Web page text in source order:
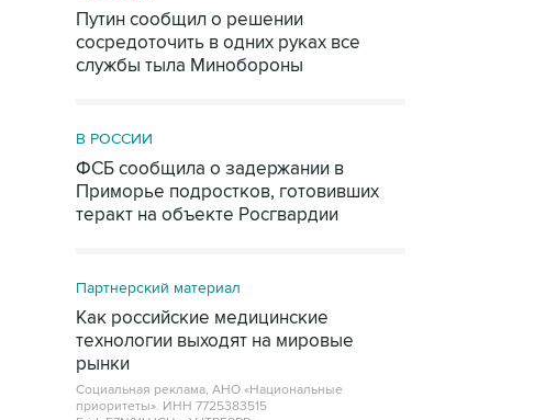
Путин сообщил о решении
сосредоточить в одних руках все
службы тыла Минобороны
В РОССИИ
ФСБ сообщила о задержании в
Приморье подростков, готовивших
теракт на объекте Росгвардии
Партнерский материал
Как российские медицинские
технологии выходят на мировые
рынки
Социальная реклама, АНО «Национальные
приоритеты». ИНН 7725383515